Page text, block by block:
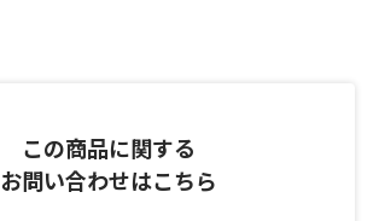
この商品に関する
お問い合わせはこちら